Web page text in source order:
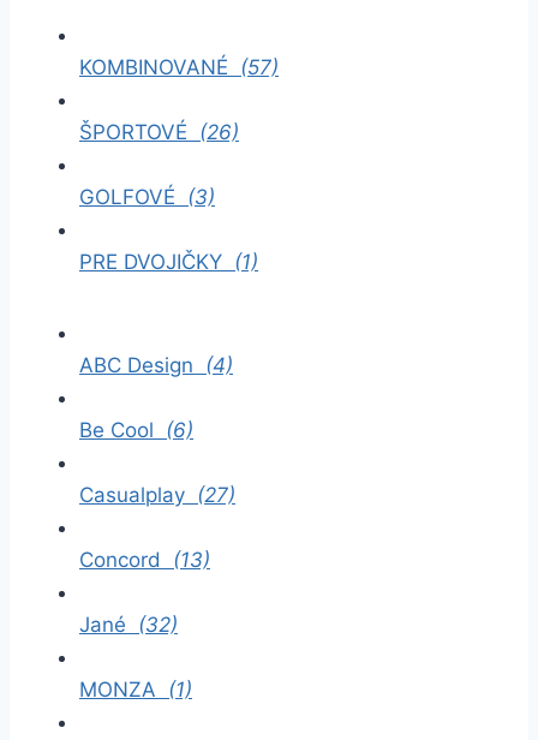
KOMBINOVANÉ (57)
ŠPORTOVÉ (26)
GOLFOVÉ (3)
PRE DVOJIČKY (1)
ABC Design (4)
Be Cool (6)
Casualplay (27)
Concord (13)
Jané (32)
MONZA (1)